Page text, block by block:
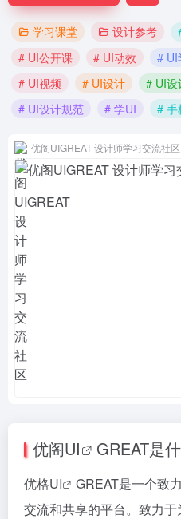
学习课堂 设计参考
# UI公开课
# UI动效 # UI
# UI视频
# UI设计 # UI设
# UI设计规范
# 学UI # 手
优阁UIGREAT 设计师学习交流社区
优阁UI GREAT是
优格UI GREAT是一个致
交流和共享的平台。致力